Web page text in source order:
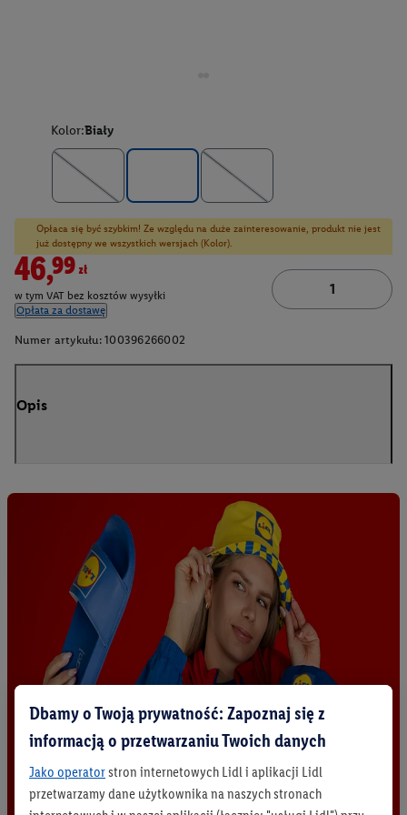
Kolor:Biały
Opłaca się być szybkim! Ze względu na duże zainteresowanie, produkt nie jest
już dostępny we wszystkich wersjach (Kolor).
46,99zł
w tym VAT bez kosztów wysyłki
Opłata za dostawę
Numer artykułu: 100396266002
Opis
Dbamy o Twoją prywatność: Zapoznaj się z
informacją o przetwarzaniu Twoich danych
Jako operatorstron internetowych Lidl i aplikacji Lidl
przetwarzamy dane użytkownika na naszych stronach